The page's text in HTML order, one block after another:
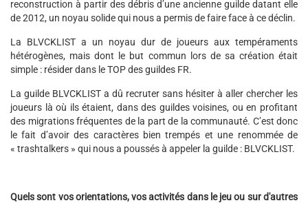
reconstruction à partir des débris d’une ancienne guilde datant elle
de 2012, un noyau solide qui nous a permis de faire face à ce déclin.
La BLVCKLIST a un noyau dur de joueurs aux tempéraments
hétérogènes, mais dont le but commun lors de sa création était
simple : résider dans le TOP des guildes FR.
La guilde BLVCKLIST a dû recruter sans hésiter à aller chercher les
joueurs là où ils étaient, dans des guildes voisines, ou en profitant
des migrations fréquentes de la part de la communauté. C’est donc
le fait d’avoir des caractères bien trempés et une renommée de
« trashtalkers » qui nous a poussés à appeler la guilde : BLVCKLIST.
Quels sont vos orientations, vos activités dans le jeu ou sur d'autres